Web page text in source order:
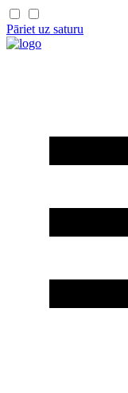
Pāriet uz saturu